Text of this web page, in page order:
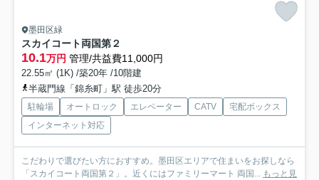
墨田区緑
スカイコート両国第２
10.1万円 管理/共益費11,000円
22.55㎡ (1K) /築20年 /10階建
半蔵門線「錦糸町」駅 徒歩20分
駐輪場 オートロック エレベーター CATV
宅配ボックス
インターネット対応
こだわりで選びたい方におすすめ。墨田区エリアで住まいをお探しなら
「スカイコート両国第２」。近くにはファミリーマート 両国... もっと見